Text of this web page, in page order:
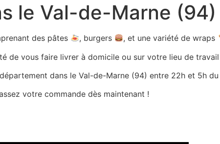
le Val-de-Marne (94)
des pâtes , burgers , et une variété de wraps
de vous faire livrer à domicile ou sur votre lieu de travail
dans le Val-de-Marne (94) entre 22h et 5h
votre commande dès maintenant !